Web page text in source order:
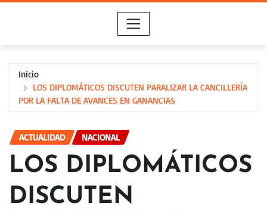
Inicio
LOS DIPLOMÁTICOS DISCUTEN PARALIZAR LA CANCILLERÍA
POR LA FALTA DE AVANCES EN GANANCIAS
ACTUALIDAD NACIONAL
LOS DIPLOMÁTICOS
DISCUTEN